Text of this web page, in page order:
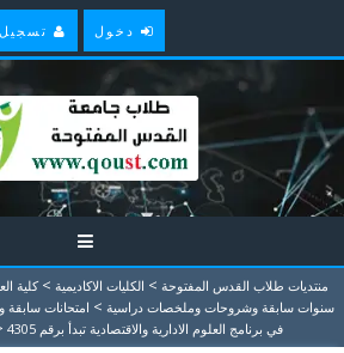
دخول تسجيل
منتديات طلاب القدس المفتوحة > الكليات الاكاديمية > كلية
سنوات سابقة وشروحات وملخصات دراسية > امتحانات سابقة
في برنامج العلوم الادارية والاقتصادية تبدأ برقم 43xx
> 4305 الانظمة الصحية